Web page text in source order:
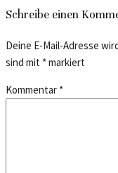
Schreibe einen
Deine E-Mail-Adresse
sind mit *markiert
Kommentar *